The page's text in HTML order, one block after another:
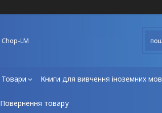
Chop-LM
Товари Книги для вивчення іноземних мов
Повернення товару